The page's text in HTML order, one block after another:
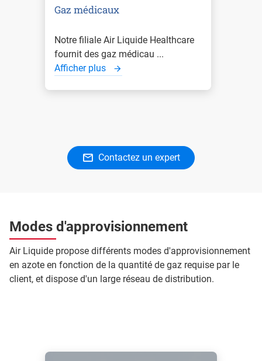
Gaz médicaux
Notre filiale Air Liquide Healthcare
fournit des gaz médicau ...
Afficher plus
Contactez un expert
Modes d'approvisionnement
Air Liquide propose différents modes d'approvisionnement
en azote en fonction de la quantité de gaz requise par le
client, et dispose d'un large réseau de distribution.